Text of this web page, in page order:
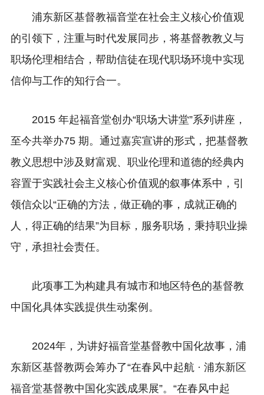
浦东新区基督教福音堂在社会主义核心价值观
的引领下，注重与时代发展同步，将基督教教义与
职场伦理相结合，帮助信徒在现代职场环境中实现
信仰与工作的知行合一。
2015 年起福音堂创办“职场大讲堂”系列讲座，
至今共举办75 期。通过嘉宾宣讲的形式，把基督教
教义思想中涉及财富观、职业伦理和道德的经典内
容置于实践社会主义核心价值观的叙事体系中，引
领信众以“正确的方法，做正确的事，成就正确的
人，得正确的结果”为目标，服务职场，秉持职业操
守，承担社会责任。
此项事工为构建具有城市和地区特色的基督教
中国化具体实践提供生动案例。
2024年，为讲好福音堂基督教中国化故事，浦
东新区基督教两会筹办了“在春风中起航 · 浦东新区
福音堂基督教中国化实践成果展”。“在春风中起